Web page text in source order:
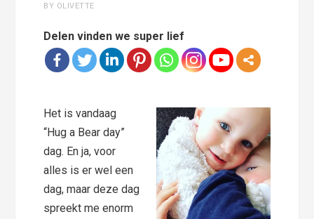
BY OLIVETTE
Delen vinden we super lief
Het is vandaag
“Hug a Bear day”
dag. En ja, voor
alles is er wel een
dag, maar deze dag
spreekt me enorm